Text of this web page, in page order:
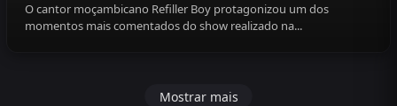
O cantor moçambicano Refiller Boy protagonizou um dos
momentos mais comentados do show realizado na...
Mostrar mais